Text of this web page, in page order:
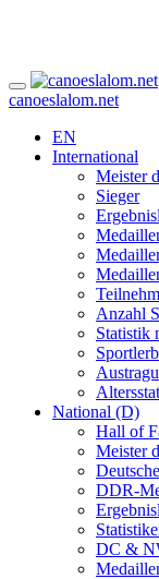
canoeslalom.net
EN
International
Meister
Sieger
Anzahl
Statistik
National (D)
Hall of
Meister
DDR-
DC &